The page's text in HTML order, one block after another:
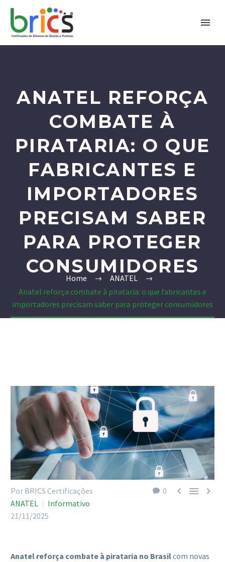
ANATEL REFORÇA
COMBATE À
PIRATARIA: O QUE
FABRICANTES E
IMPORTADORES
PRECISAM SABER
PARA PROTEGER
CONSUMIDORES
Home
ANATEL
Anatel reforça combate à pirataria: o que fabricantes e
importadores precisam saber para proteger consumidores
0   
Por BRICS Certificações
ANATEL
Informativo
21/11/2025
Anatel reforça combate à pirataria no Brasilcom novas